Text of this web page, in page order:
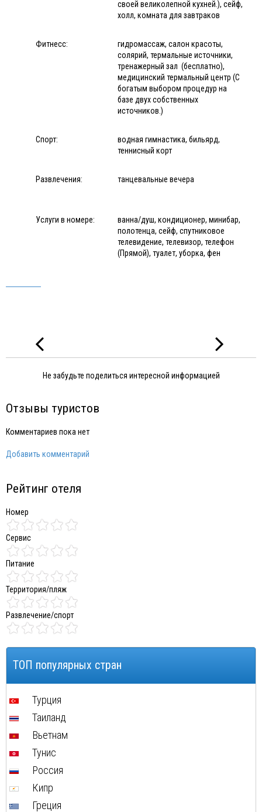
своей великолепной кухней.), сейф,
холл, комната для завтраков
Фитнесс:
гидромассаж, салон красоты,
солярий, термальные источники,
тренажерный зал (бесплатно),
медицинский термальный центр (С
богатым выбором процедур на
базе двух собственных
источников.)
Спорт:
водная гимнастика, бильярд,
теннисный корт
Развлечения: танцевальные вечера
Услуги в номере:
ванна/душ, кондиционер, минибар,
полотенца, сейф, спутниковое
телевидение, телевизор, телефон
(Прямой), туалет, уборка, фен
Не забудьте поделиться интересной информацией
Отзывы туристов
Комментариев пока нет
Добавить комментарий
Рейтинг отеля
Номер
Сервис
Питание
Территория/пляж
Развлечение/спорт
ТОП популярных стран
Турция
Таиланд
Вьетнам
Тунис
Россия
Кипр
Греция